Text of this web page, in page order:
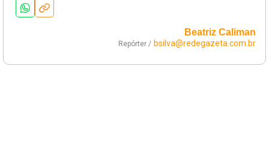
Beatriz Caliman
Repórter / bsilva@redegazeta.com.br